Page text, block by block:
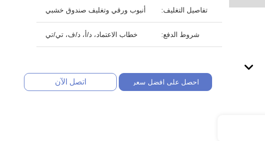
تفاصيل التغليف: أنبوب ورقي وتغليف صندوق خشبي
شروط الدفع: خطاب الاعتماد، د/أ، د/ف، تي/تي
احصل على افضل سعر اتصل الآن